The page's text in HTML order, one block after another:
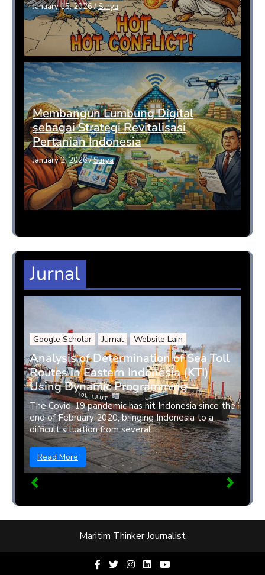
January 15, 2026/Surya
Membangun Lumbung Digital
sebagai Strategi Revitalisasi
Pertanian Indonesia
January 2, 2026/Surya
Jurnal
Google Scholar Jurnal Website Lain
Analysis of Determination of Sea Toll
Routes in Eastern Indonesia (KTI)
Using Dynamic Programming
The Covid-19 pandemic has hit Indonesia since the
end of February 2020, bringing Indonesia to a
difficult situation from several ...
Read More
Maritim Thinker Journalist